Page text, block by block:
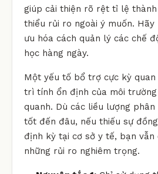
giúp cải thiện rõ rệt tỉ lệ thành
thiểu rủi ro ngoài ý muốn.
ưu hóa cách quản lý các chế
học hàng ngày.
Một yếu tố bổ trợ cực kỳ
trì tính ổn định của môi trường
quanh. Dù các liều lượng
tốt đến đâu, nếu thiếu sự
định kỳ tại cơ sở y tế, bạn vẫn
những rủi ro nghiêm trọng.